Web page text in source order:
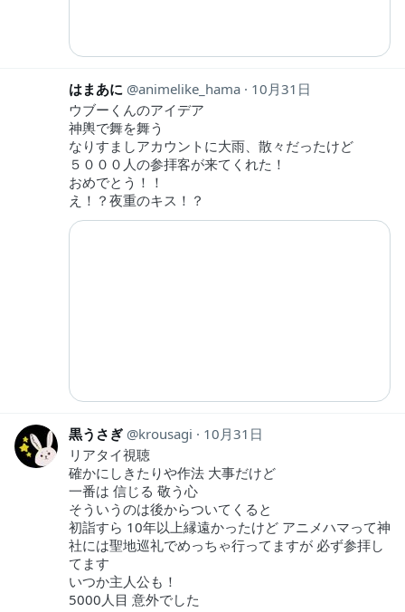
はまあに animelike_hama
10月31日
ウブーくんのアイデア
神輿で舞を舞う
なりすましアカウントに大雨、散々だったけど
５０００人の参拝客が来てくれた！
おめでとう！！
え！？夜重のキス！？
黒うさぎ krousagi
10月31日
リアタイ視聴
確かにしきたりや作法 大事だけど
一番は 信じる 敬う心
そういうのは後からついてくると
初詣すら 10年以上縁遠かったけど アニメハマって神
社には聖地巡礼でめっちゃ行ってますが 必ず参拝し
てます
いつか主人公も！
5000人目 意外でした